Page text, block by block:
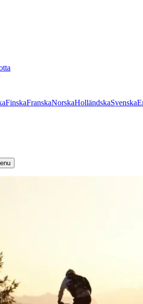
FinskaFranskaNorskaHolländskaSvenska